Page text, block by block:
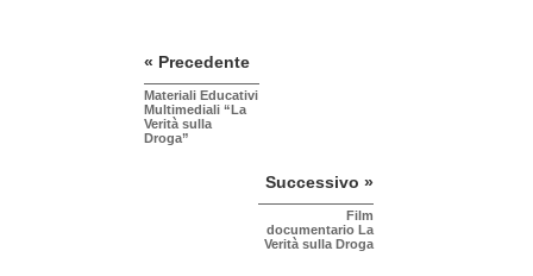
« Precedente
Materiali Educativi
Multimediali “La
Verità sulla
Droga”
Successivo »
Film
documentario La
Verità sulla Droga